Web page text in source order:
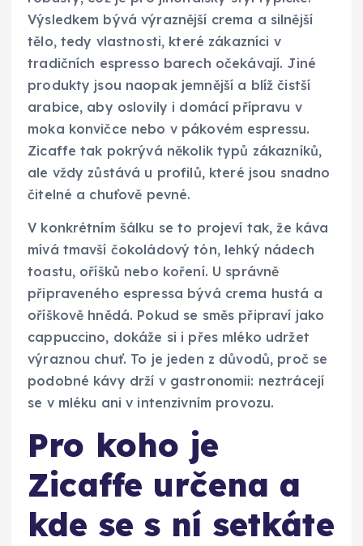
Výsledkem bývá výraznější crema a silnější
tělo, tedy vlastnosti, které zákazníci v
tradičních espresso barech očekávají. Jiné
produkty jsou naopak jemnější a blíž čistší
arabice, aby oslovily i domácí přípravu v
moka konvičce nebo v pákovém espressu.
Zicaffe tak pokrývá několik typů zákazníků,
ale vždy zůstává u profilů, které jsou snadno
čitelné a chuťově pevné.
V konkrétním šálku se to projeví tak, že káva
mívá tmavší čokoládový tón, lehký nádech
toastu, oříšků nebo koření. U správně
připraveného espressa bývá crema hustá a
oříškově hnědá. Pokud se směs připraví jako
cappuccino, dokáže si i přes mléko udržet
výraznou chuť. To je jeden z důvodů, proč se
podobné kávy drží v gastronomii: neztrácejí
se v mléku ani v intenzivním provozu.
Pro koho je
Zicaffe určena a
kde se s ní setkáte